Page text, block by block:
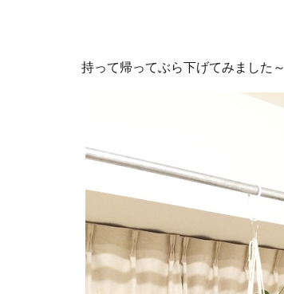
持って帰ってぶら下げてみました～